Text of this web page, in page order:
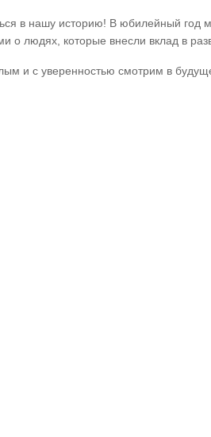
в нашу историю! В юбилейный год
о людях, которые внесли вклад в
и с уверенностью смотрим в